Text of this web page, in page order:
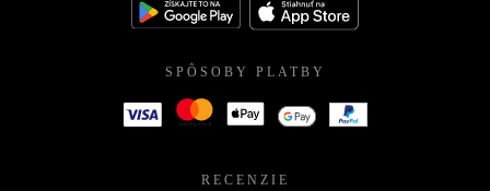
SPÔSOBY PLATBY
RECENZIE